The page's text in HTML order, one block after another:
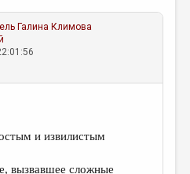
Галина Климова
и извилистым
вызвавшее сложные